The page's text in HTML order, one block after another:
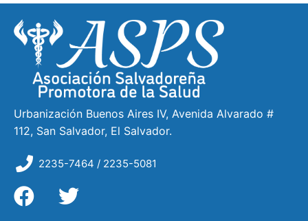
Urbanización Buenos Aires IV, Avenida Alvarado #
112, San Salvador, El Salvador.
2235-7464 / 2235-5081